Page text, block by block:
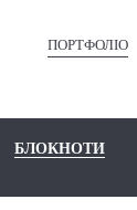
ПОРТФОЛІО
БЛОКНОТИ